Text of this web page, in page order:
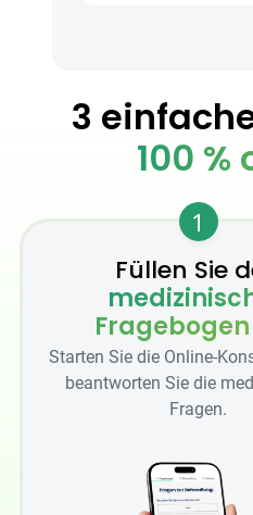
3
100 %
1
Füllen Sie
Starten Sie die Online-
beantworten Sie die
Fragen.